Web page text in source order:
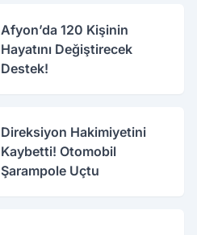
Afyon’da 120 Kişinin
Hayatını Değiştirecek
Destek!
Direksiyon Hakimiyetini
Kaybetti! Otomobil
Şarampole Uçtu